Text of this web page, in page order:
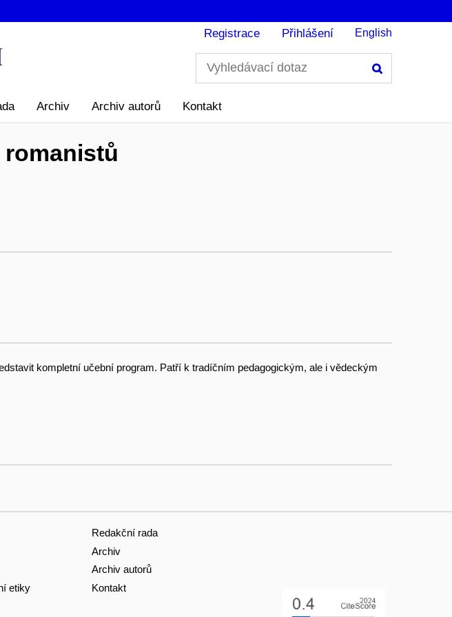
Registrace Přihlášení English
Archiv Archiv autorů Kontakt
kompletní učeb­ní program. Patří k tradíčním pedagogic­kým, ale i vědeckým
etiky
Redakční rada
Archiv
Archiv autorů
Kontakt